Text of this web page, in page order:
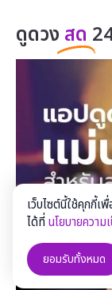
ดูดวง สด
เว็บไซต์นี้ใช้คุกกี้เ
ได้ที่นโยบายความ
ยอมรับทั้งหมด